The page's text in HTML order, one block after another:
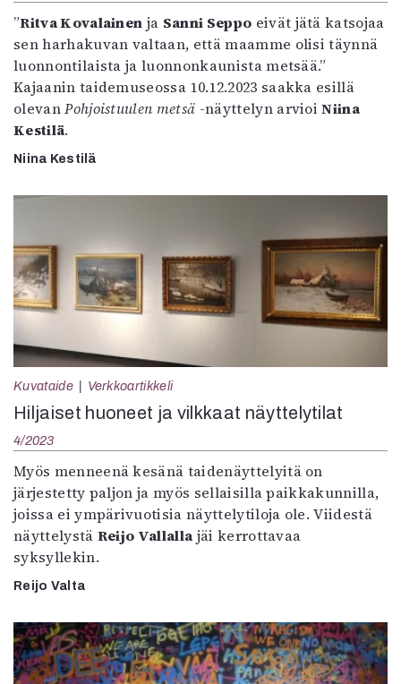
”Ritva Kovalainen ja Sanni Seppo eivät jätä katsojaa
sen harhakuvan valtaan, että maamme olisi täynnä
luonnontilaista ja luonnonkaunista metsää.”
Kajaanin taidemuseossa 10.12.2023 saakka esillä
olevanPohjoistuulen metsä -näyttelyn arvioiNiina
Kestilä.
Niina Kestilä
Kuvataide Verkkoartikkeli
Hiljaiset huoneet ja vilkkaat näyttelytilat
4/2023
Myös menneenä kesänä taidenäyttelyitä on
järjestetty paljon ja myös sellaisilla paikkakunnilla,
joissa ei ympärivuotisia näyttelytiloja ole. Viidestä
näyttelystä Reijo Vallalla jäi kerrottavaa
syksyllekin.
Reijo Valta